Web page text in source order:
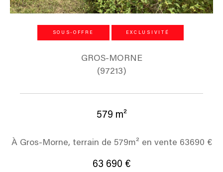
SOUS-OFFRE EXCLUSIVITÉ
GROS-MORNE
(97213)
579 m²
À Gros-Morne, terrain de 579m² en vente 63690 €
63 690 €